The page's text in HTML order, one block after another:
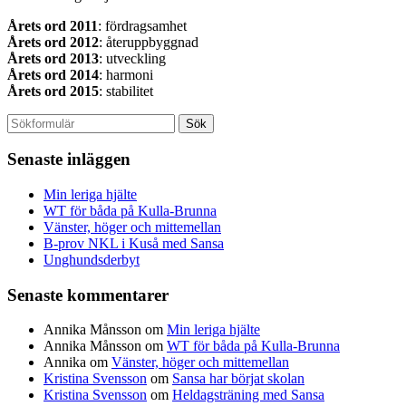
Årets ord 2011: fördragsamhet
Årets ord 2012: återuppbyggnad
Årets ord 2013: utveckling
Årets ord 2014: harmoni
Årets ord 2015: stabilitet
Senaste inläggen
Min leriga hjälte
WT för båda på Kulla-Brunna
Vänster, höger och mittemellan
B-prov NKL i Kuså med Sansa
Unghundsderbyt
Senaste kommentarer
Annika Månsson om Min leriga hjälte
Annika Månsson om WT för båda på Kulla-Brunna
Annika om Vänster, höger och mittemellan
Kristina Svensson om Sansa har börjat skolan
Kristina Svensson om Heldagsträning med Sansa